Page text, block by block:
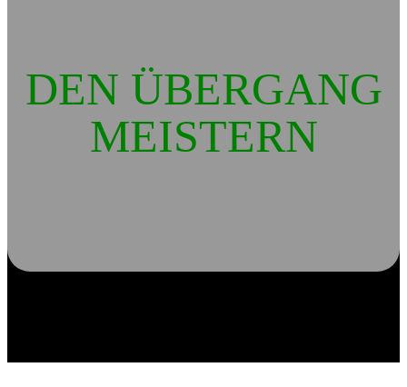
DEN ÜBERGANG
MEISTERN